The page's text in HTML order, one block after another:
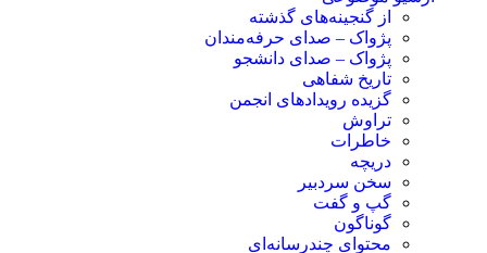
از گنجینه‌های گذشته
پژواک – صدای حرفه‌مندان
پژواک – صدای دانشجو
تاریخ شفاهی
گزیده رویدادهای انجمن
تراوش
خاطرات
دریچه
سخن سردبیر
گپ و گفت
گوناگون
محتوای چندرسانه‌ای